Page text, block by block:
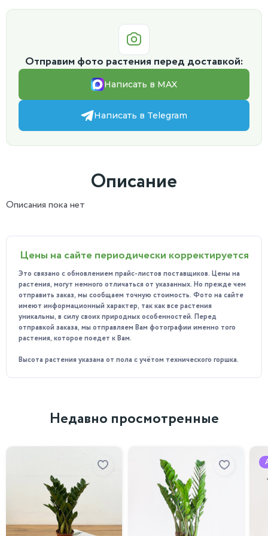
Отправим фото растения перед доставкой:
Написать в MAX
Написать в Telegram
Описание
Описания пока нет
Цены на сайте периодически корректируется
Это связано с обновлением прайс-листов поставщиков. Цены на
растения, могут немного отличаться от указанных. Но прежде чем
отправить заказ, мы сообщаем точную стоимость. Фото на сайте
имеют информационный характер, так как все растения
уникальны, в силу своих природных особенностей. Перед
отправкой заказа, мы отправляем Вам фотографии именно того
растения, которое поедет к Вам.
Высота растения указана от пола с учётом технического горшка.
Недавно просмотренные